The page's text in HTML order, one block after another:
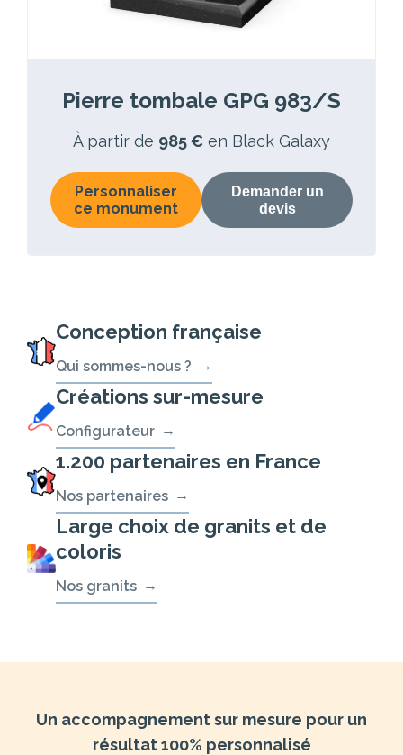
Pierre tombale GPG 983/S
À partir de 985 € en Black Galaxy
Personnaliser
ce monument
Demander un
devis
Conception française
Qui sommes-nous ?
Créations sur-mesure
Configurateur
1.200 partenaires en France
Nos partenaires
Large choix de granits et de
coloris
Nos granits
Un accompagnement sur mesure pour un
résultat 100% personnalisé